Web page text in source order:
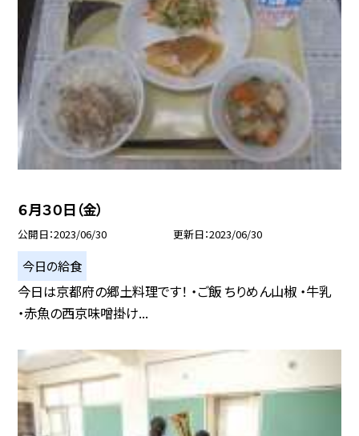
６月３０日（金）
公開日 2023/06/30 更新日 2023/06/30
今日の給食
今日は京都府の郷土料理です！ ・ご飯 ちりめん山椒 ・牛乳
・赤魚の西京味噌掛け...